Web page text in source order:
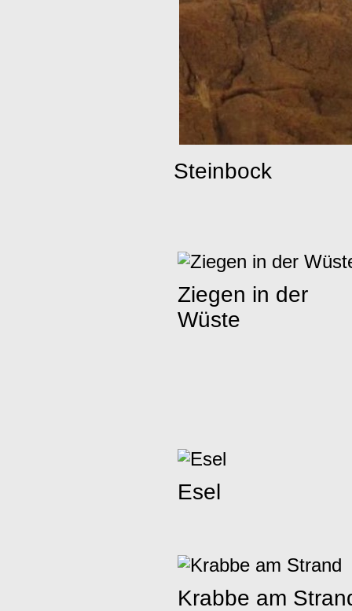
Steinbock
Ziegen in der
Wüste
Esel
Krabbe am